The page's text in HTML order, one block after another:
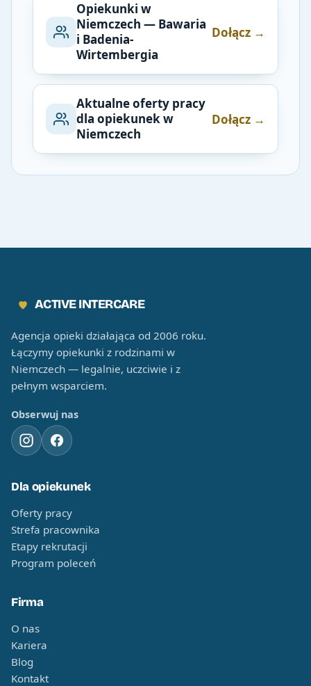
Opiekunki w
Niemczech — Bawaria
i Badenia-
Wirtembergia
Dołącz →
Aktualne oferty pracy
dla opiekunek w
Niemczech
Dołącz →
ACTIVE INTERCARE
Agencja opieki działająca od 2006 roku.
Łączymy opiekunki z rodzinami w
Niemczech — legalnie, uczciwie i z
pełnym wsparciem.
Obserwuj nas
Dla opiekunek
Oferty pracy
Strefa pracownika
Etapy rekrutacji
Program poleceń
Firma
O nas
Kariera
Blog
Kontakt